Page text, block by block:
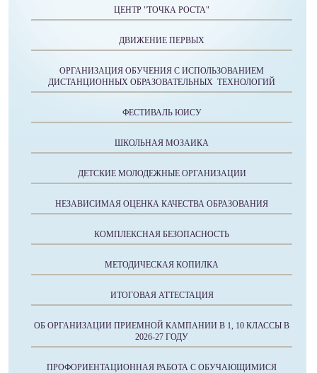
ЦЕНТР "ТОЧКА РОСТА"
ДВИЖЕНИЕ ПЕРВЫХ
ОРГАНИЗАЦИЯ ОБУЧЕНИЯ С ИСПОЛЬЗОВАНИЕМ
ДИСТАНЦИОННЫХ ОБРАЗОВАТЕЛЬНЫХ ТЕХНОЛОГИЙ
ФЕСТИВАЛЬ ЮИСУ
ШКОЛЬНАЯ МОЗАИКА
ДЕТСКИЕ МОЛОДЕЖНЫЕ ОРГАНИЗАЦИИ
НЕЗАВИСИМАЯ ОЦЕНКА КАЧЕСТВА ОБРАЗОВАНИЯ
КОМПЛЕКСНАЯ БЕЗОПАСНОСТЬ
МЕТОДИЧЕСКАЯ КОПИЛКА
ИТОГОВАЯ АТТЕСТАЦИЯ
ОБ ОРГАНИЗАЦИИ ПРИЕМНОЙ КАМПАНИИ В 1, 10 КЛАССЫ В
2026-27 ГОДУ
ПРОФОРИЕНТАЦИОННАЯ РАБОТА С ОБУЧАЮЩИМИСЯ